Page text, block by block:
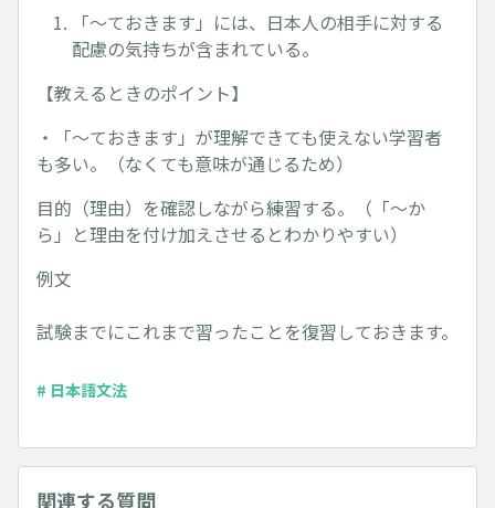
「～ておきます」には、日本人の相手に対する
配慮の気持ちが含まれている。
【教えるときのポイント】
・「～ておきます」が理解できても使えない学習者
も多い。（なくても意味が通じるため）
目的（理由）を確認しながら練習する。（「～か
ら」と理由を付け加えさせるとわかりやすい）
例文
試験までにこれまで習ったことを復習しておきます。
# 日本語文法
関連する質問